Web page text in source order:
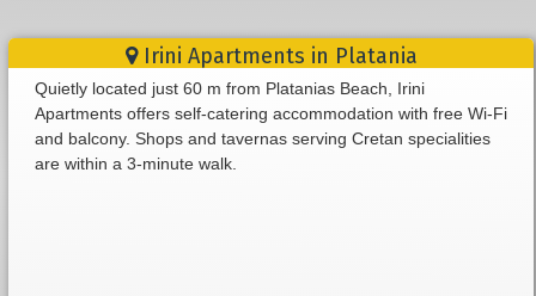
Irini Apartments in Platania
Quietly located just 60 m from Platanias Beach, Irini
Apartments offers self-catering accommodation with free Wi-Fi
and balcony. Shops and tavernas serving Cretan specialities
are within a 3-minute walk.